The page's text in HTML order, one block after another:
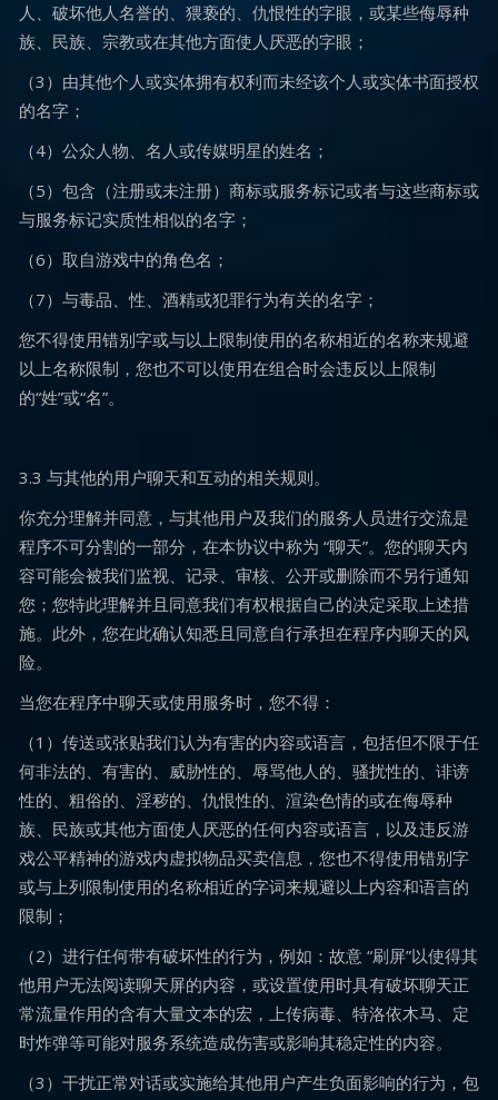
人、破坏他人名誉的、猥亵的、仇恨性的字眼，或某些侮辱种
族、民族、宗教或在其他方面使人厌恶的字眼；
（3）由其他个人或实体拥有权利而未经该个人或实体书面授权
的名字；
（4）公众人物、名人或传媒明星的姓名；
（5）包含（注册或未注册）商标或服务标记或者与这些商标或
与服务标记实质性相似的名字；
（6）取自游戏中的角色名；
（7）与毒品、性、酒精或犯罪行为有关的名字；
您不得使用错别字或与以上限制使用的名称相近的名称来规避
以上名称限制，您也不可以使用在组合时会违反以上限制
的“姓”或“名”。
3.3 与其他的用户聊天和互动的相关规则。
你充分理解并同意，与其他用户及我们的服务人员进行交流是
程序不可分割的一部分，在本协议中称为 “聊天”。您的聊天内
容可能会被我们监视、记录、审核、公开或删除而不另行通知
您；您特此理解并且同意我们有权根据自己的决定采取上述措
施。此外，您在此确认知悉且同意自行承担在程序内聊天的风
险。
当您在程序中聊天或使用服务时，您不得：
（1）传送或张贴我们认为有害的内容或语言，包括但不限于任
何非法的、有害的、威胁性的、辱骂他人的、骚扰性的、诽谤
性的、粗俗的、淫秽的、仇恨性的、渲染色情的或在侮辱种
族、民族或其他方面使人厌恶的任何内容或语言，以及违反游
戏公平精神的游戏内虚拟物品买卖信息，您也不得使用错别字
或与上列限制使用的名称相近的字词来规避以上内容和语言的
限制；
（2）进行任何带有破坏性的行为，例如：故意 “刷屏”以使得其
他用户无法阅读聊天屏的内容，或设置使用时具有破坏聊天正
常流量作用的含有大量文本的宏，上传病毒、特洛依木马、定
时炸弹等可能对服务系统造成伤害或影响其稳定性的内容。
（3）干扰正常对话或实施给其他用户产生负面影响的行为，包